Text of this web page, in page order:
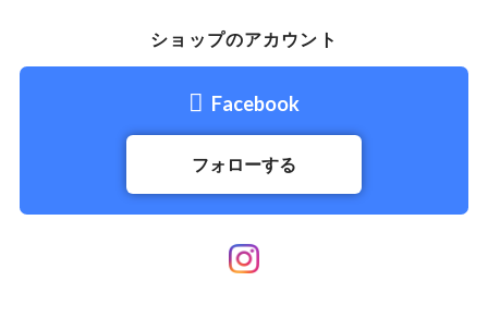
ショップのアカウント
Facebook
フォローする